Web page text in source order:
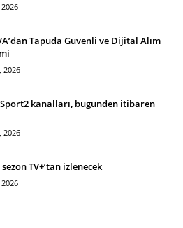
Tapuda Güvenli ve Dijital Alım
2026
Sport2 kanalları, bugünden itibaren
2026
TV+’tan izlenecek